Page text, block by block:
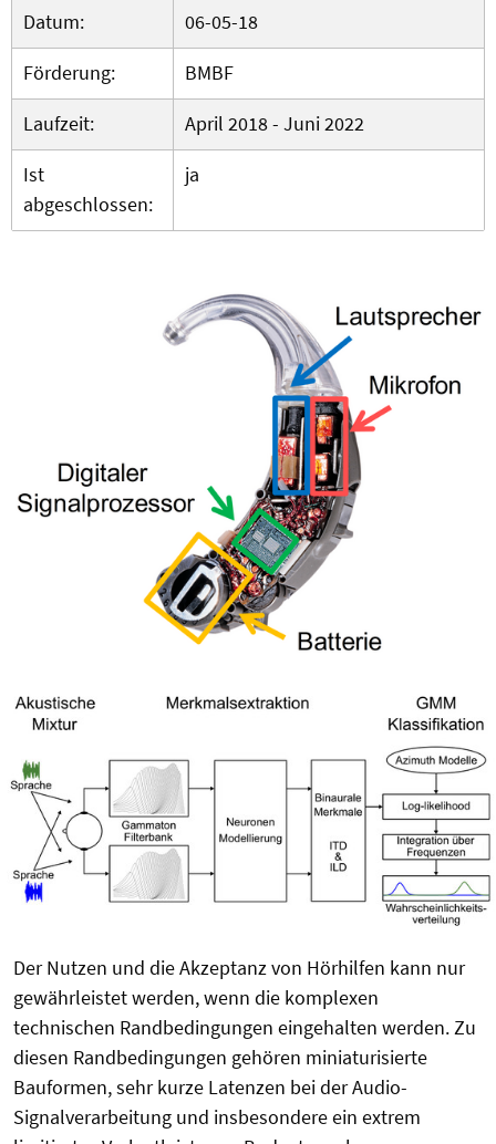
Datum:
06-05-18
Förderung:
BMBF
Laufzeit:
April 2018 - Juni 2022
Ist
abgeschlossen:
ja
Der Nutzen und die Akzeptanz von Hörhilfen kann nur
gewährleistet werden, wenn die komplexen
technischen Randbedingungen eingehalten werden. Zu
diesen Randbedingungen gehören miniaturisierte
Bauformen, sehr kurze Latenzen bei der Audio-
Signalverarbeitung und insbesondere ein extrem